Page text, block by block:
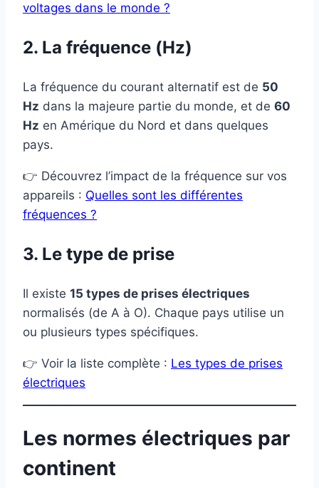
voltages dans le monde ?
2. La fréquence (Hz)
La fréquence du courant alternatif est de 50
Hz dans la majeure partie du monde, et de 60
Hz en Amérique du Nord et dans quelques
pays.
👉 Découvrez l’impact de la fréquence sur vos
appareils : Quelles sont les différentes
fréquences ?
3. Le type de prise
Il existe 15 types de prises électriques
normalisés (de A à O). Chaque pays utilise un
ou plusieurs types spécifiques.
👉 Voir la liste complète : Les types de prises
électriques
Les normes électriques par
continent